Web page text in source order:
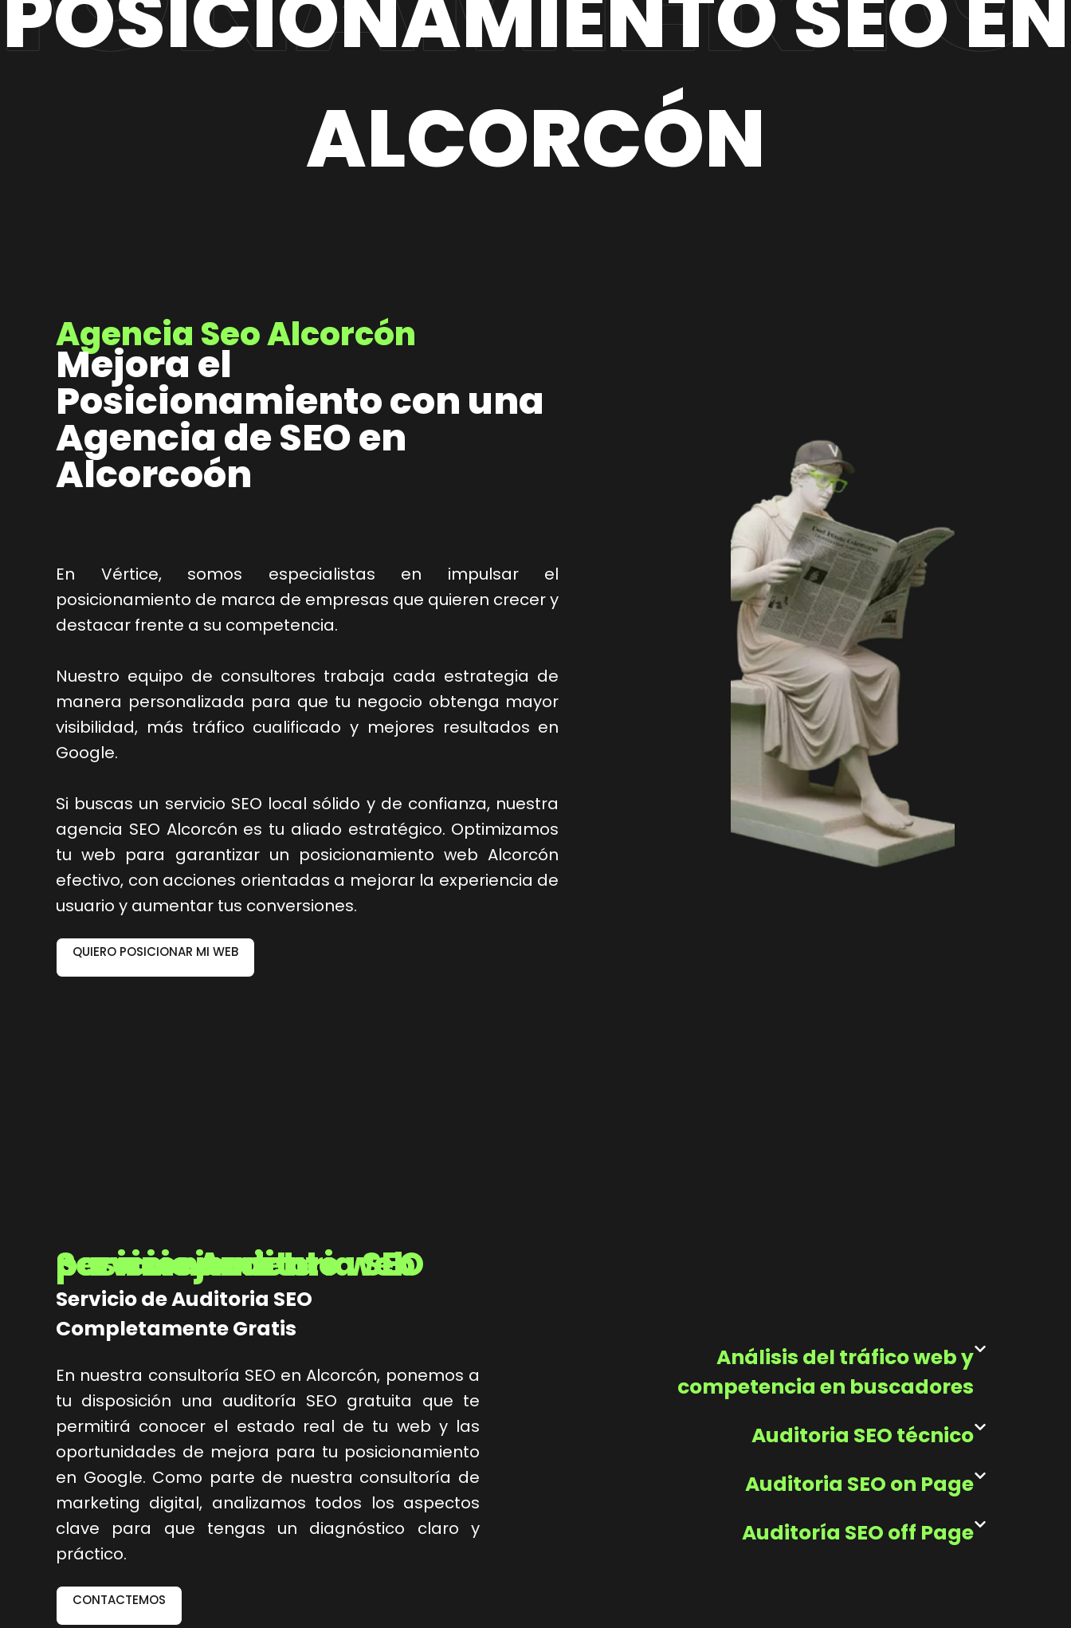
ALCORCÓN
Agencia Seo Alcorcón
Mejora el
Posicionamiento con una
Agencia de SEO en
Alcorcoón
En Vértice, somos especialistas en impulsar el
posicionamiento de marca de empresas que quieren crecer y
destacar frente a su competencia.
Nuestro equipo de consultores trabaja cada estrategia de
manera personalizada para que tu negocio obtenga mayor
visibilidad, más tráfico cualificado y mejores resultados en
Google.
Si buscas un servicio SEO local sólido y de confianza, nuestra
agencia SEO Alcorcón es tu aliado estratégico. Optimizamos
tu web para garantizar un posicionamiento web Alcorcón
efectivo, con acciones orientadas a mejorar la experiencia de
usuario y aumentar tus conversiones.
QUIERO POSICIONAR MI WEB
Servicio Auditoria SEO para mejorar tu posicionamiento web
Servicio de Auditoria SEO
Completamente Gratis
En nuestra consultoría SEO en Alcorcón, ponemos a
tu disposición una auditoría SEO gratuita que te
permitirá conocer el estado real de tu web y las
oportunidades de mejora para tu posicionamiento
en Google. Como parte de nuestra consultoría de
marketing digital, analizamos todos los aspectos
clave para que tengas un diagnóstico claro y
práctico.
CONTACTEMOS
Análisis del tráfico web y
competencia en buscadores
Auditoria SEO técnico
Auditoria SEO on Page
Auditoría SEO off Page